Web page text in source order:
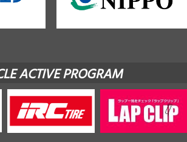
ACTIVE PROGRAM